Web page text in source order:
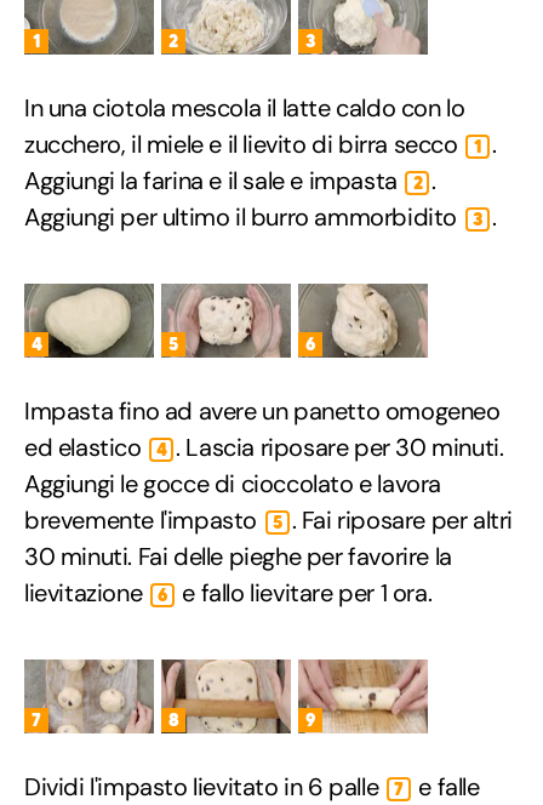
1 2 3
In una ciotola mescola il latte caldo con lo
zucchero, il miele e il lievito di birra secco
1 .
Aggiungi la farina e il sale e impasta
2 .
Aggiungi per ultimo il burro ammorbidito
3 .
4 5 6
Impasta fino ad avere un panetto omogeneo
ed elastico
4 . Lascia riposare per 30 minuti.
Aggiungi le gocce di cioccolato e lavora
brevemente l'impasto
5 . Fai riposare per altri
30 minuti. Fai delle pieghe per favorire la
lievitazione
6 e fallo lievitare per 1 ora.
7 8 9
Dividi l'impasto lievitato in 6 palle 7
e falle